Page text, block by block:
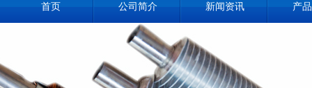
首页 公司简介 新闻资讯 产